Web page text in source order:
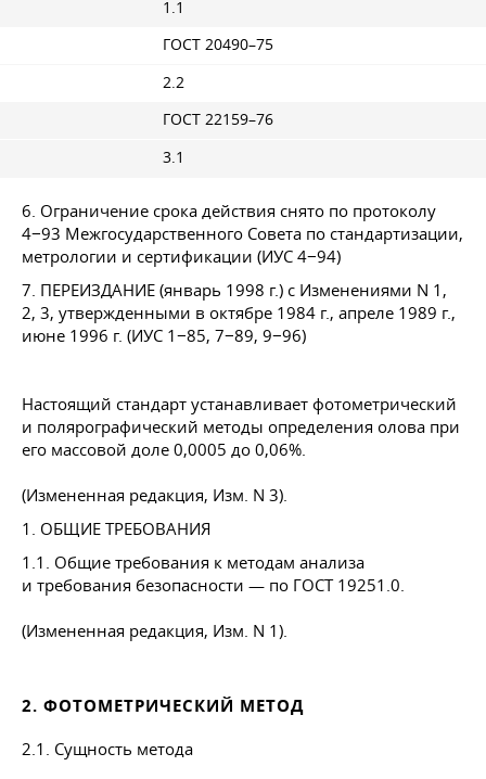
1.1
ГОСТ 20490–75
2.2
ГОСТ 22159–76
3.1
6. Ограничение срока действия снято по протоколу
4−93 Межгосударственного Совета по стандартизации,
метрологии и сертификации (ИУС 4−94)
7. ПЕРЕИЗДАНИЕ (январь 1998 г.) с Изменениями N 1,
2, 3, утвержденными в октябре 1984 г., апреле 1989 г.,
июне 1996 г. (ИУС 1−85, 7−89, 9−96)
Настоящий стандарт устанавливает фотометрический
и полярографический методы определения олова при
его массовой доле 0,0005 до 0,06%.
(Измененная редакция, Изм. N 3).
1. ОБЩИЕ ТРЕБОВАНИЯ
1.1. Общие требования к методам анализа
и требования безопасности — по ГОСТ 19251 .0.
(Измененная редакция, Изм. N 1).
2. ФОТОМЕТРИЧЕСКИЙ МЕТОД
2.1. Сущность метода